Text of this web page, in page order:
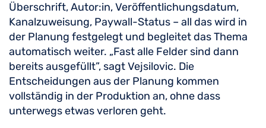
Überschrift, Autor:in, Veröffentlichungsdatum,
Kanalzuweisung, Paywall-Status – all das wird in
der Planung festgelegt und begleitet das Thema
automatisch weiter. „Fast alle Felder sind dann
bereits ausgefüllt”, sagt Vejsilovic. Die
Entscheidungen aus der Planung kommen
vollständig in der Produktion an, ohne dass
unterwegs etwas verloren geht.